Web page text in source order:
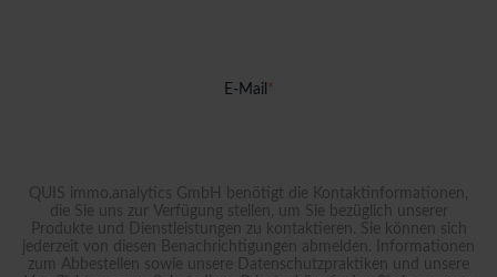
E-Mail *
QUIS immo.analytics GmbH benötigt die Kontaktinformationen,
die Sie uns zur Verfügung stellen, um Sie bezüglich unserer
Produkte und Dienstleistungen zu kontaktieren. Sie können sich
jederzeit von diesen Benachrichtigungen abmelden. Informationen
zum Abbestellen sowie unsere Datenschutzpraktiken und unsere